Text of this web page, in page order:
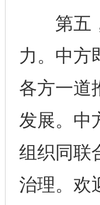
第五，
力。中方
各方一道
发展。中
组织同联
治理。欢